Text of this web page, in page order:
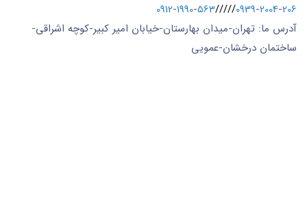
0939-2004-206
/////
0912-1990-563
آدرس ما: تهران-میدان بهارستان-خیابان امیر کبیر-کوچه اشراقی-
ساختمان درخشان-عمویی